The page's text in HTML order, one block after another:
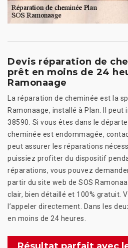
Devis réparation de
prêt en moins de 24
Ramonaage
La réparation de cheminée est la
Ramonaage, installé à Plan. Il
38590. Si vous êtes dans le
cheminée est endommagée,
peut assurer les réparations
puissiez profiter du dispositif
réparations, vous pouvez
partir du site web de SOS
clair, bien détaillé et 100% gratuit.
l’appeler directement. Dans les
en moins de 24 heures.